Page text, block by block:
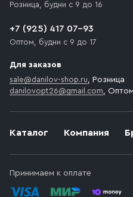
Каталог Компания
Принимаем к оплате
Розница, будни с 9 до 16
+7 (925) 417 07-93
Оптом, будни с 9 до 17
Для заказов
sale@danilov-shop.ru, Розница
danilovopt26@gmail.com, Оптом